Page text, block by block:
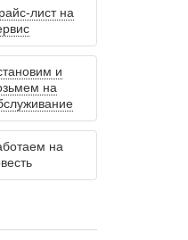
лист на
и
на
на